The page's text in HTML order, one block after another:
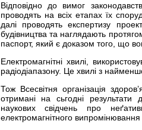
Відповідно до вимог
проводять на всіх етапах їх
далі проводять експертизу
будівництва та наглядають
паспорт, який є доказом того, що
Електромагнітні хвилі,
радіодіапазону. Це хвилі з
Тож Всесвітня організація
отримані на сьгодні
наукових свідчень про
електромагнітного випромінювання